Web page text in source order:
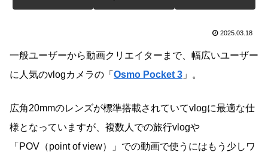
2025.03.18
一般ユーザーから動画クリエイターまで、幅広いユーザー
に人気のvlogカメラの「 Osmo Pocket 3 」。
広角20mmのレンズが標準搭載されていてvlogに最適な仕
様となっていますが、複数人での旅行vlogや
「POV（point of view）」での動画で使うにはもう少しワ